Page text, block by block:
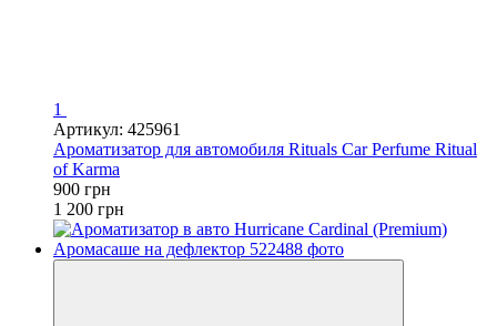
1
Артикул: 425961
Ароматизатор для автомобиля Rituals Car Perfume Ritual
of Karma
900 грн
1 200 грн